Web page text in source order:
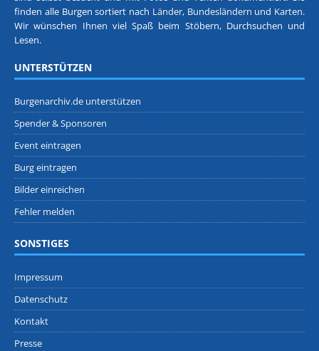
finden alle Burgen sortiert nach Länder, Bundesländern und Karten.
Wir wünschen Ihnen viel Spaß beim Stöbern, Durchsuchen und
Lesen.
UNTERSTÜTZEN
Burgenarchiv.de unterstützen
Spender & Sponsoren
Event eintragen
Burg eintragen
Bilder einreichen
Fehler melden
SONSTIGES
Impressum
Datenschutz
Kontakt
Presse